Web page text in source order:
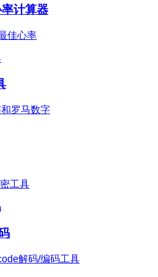
计算器
佳心率
罗马数字
工具
解码/编码工具